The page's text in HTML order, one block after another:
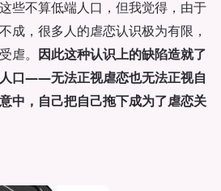
些不算低端人口，但我觉得，由于
成，很多人的虐恋认识极为有限，
虐。 因此这种认识上的缺陷造就了
口——无法正视虐恋也无法正视自
中，自己把自己拖下成为了虐恋关